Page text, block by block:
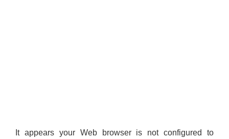
It appears your Web browser is not configured to